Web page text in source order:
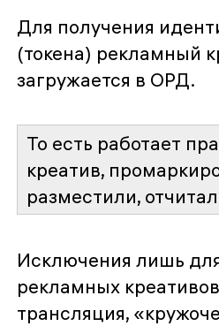
Для получения
(токена) рекламный
загружается в ОРД.
То есть работает
креатив,
разместили,
Исключения лишь
рекламных
трансляция,